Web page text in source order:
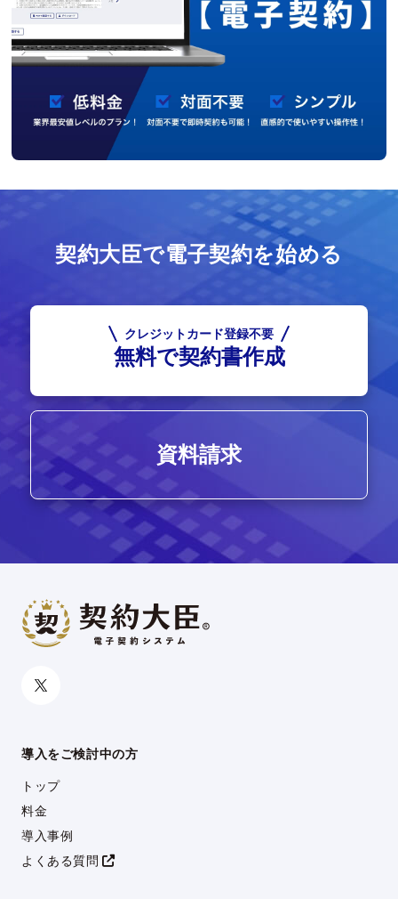
契約大臣で電子契約を始める
資料請求
クレジットカード登録不要
無料で契約書作成
導入をご検討中の方
トップ
料金
導入事例
よくある質問